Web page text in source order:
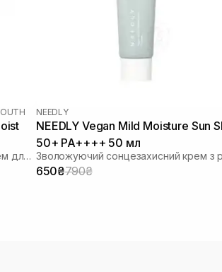
Зволожуючий сонцезахисний крем для обличчя з гіалуроновою кислотою
NEEDLY
NEEDLY Vegan Mild Moisture Sun
50+ PA++++ 50 мл
650₴790₴